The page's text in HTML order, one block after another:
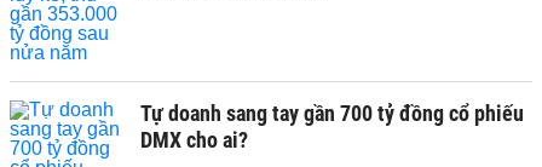
Tự doanh sang tay gần 700 tỷ đồng cổ phiếu
DMX cho ai?